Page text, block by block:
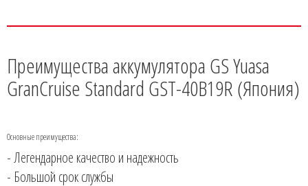
Преимущества аккумулятора GS Yuasa
GranCruise Standard GST-40B19R (Япония)
Основные преимущества:
- Легендарное качество и надежность
- Большой срок службы